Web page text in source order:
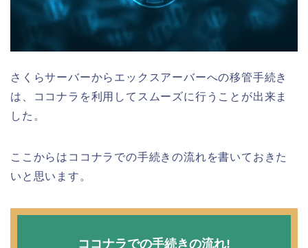
さくらサーバーからエックスアーバーへの移管手続き
は、ココナラを利用してスムーズに行うことが出来ま
した。
ここからはココナラでの手続きの流れを書いておきた
いと思います。
ココナラでの手続きの流れ!